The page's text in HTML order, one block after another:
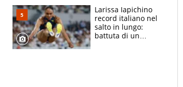
rischio da evitare
Larissa Iapichino
record italiano nel
salto in lungo:
battuta di un